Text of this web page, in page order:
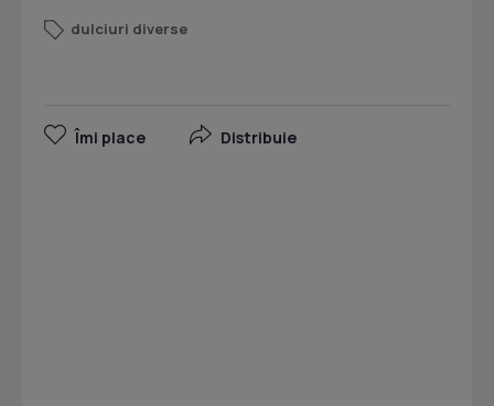
dulciuri diverse
Îmi place Distribuie